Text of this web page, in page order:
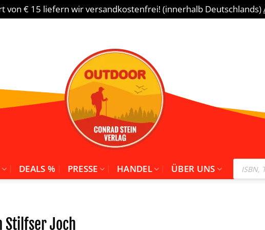
von € 15 liefern wir versandkostenfrei! (innerhalb Deutschlands)
DEALS % PRESSE HANDEL ÜBER UNS
Products
search
Stilfser Joch